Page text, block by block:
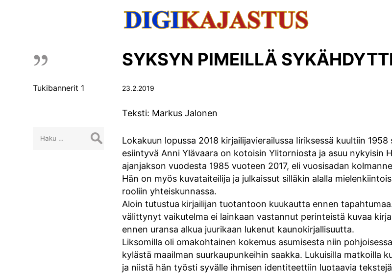
SYKSYN PIMEILLÄ
23.2.2019
Teksti: Markus Jalonen
Lokakuun lopussa 2018 kirjailijavierailussa Iiriksessä kuultiin
esiintyvä Anni Ylävaara on kotoisin Ylitorniosta ja asuu nykyisin
ajanjakson vuodesta 1985 vuoteen 2017, eli vuosisadan
Hän on myös kuvataiteilija ja julkaissut silläkin alalla
rooliin yhteiskunnassa.
Aloin tutustua kirjailijan tuotantoon kuukautta ennen
välittynyt vaikutelma ei lainkaan vastannut perinteistä kuvaa
ennen uransa alkua juurikaan lukenut kaunokirjallisuutta.
Liksomilla oli omakohtainen kokemus asumisesta niin
kylästä maailman suurkaupunkeihin saakka. Lukuisilla matkoilla
ja niistä hän työsti syvälle ihmisen identiteettiin luotaavia
Tukibannerit 1